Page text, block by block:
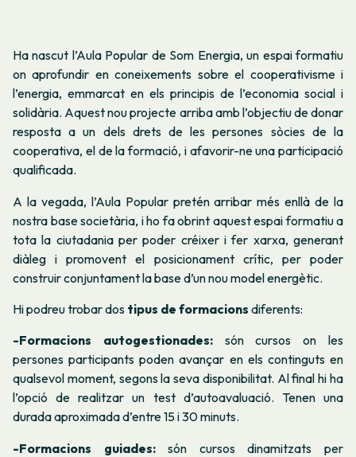
Ha nascut l’Aula Popular de Som Energia, un espai formatiu
on aprofundir en coneixements sobre el cooperativisme i
l’energia, emmarcat en els principis de l’economia social i
solidària. Aquest nou projecte arriba amb l’objectiu de donar
resposta a un dels drets de les persones sòcies de la
cooperativa, el de la formació, i afavorir-ne una participació
qualificada.
A la vegada, l’Aula Popular pretén arribar més enllà de la
nostra base societària, i ho fa obrint aquest espai formatiu a
tota la ciutadania per poder créixer i fer xarxa, generant
diàleg i promovent el posicionament crític, per poder
construir conjuntament la base d’un nou model energètic.
Hi podreu trobar dos tipus de formacions diferents:
-Formacions autogestionades:són cursos on les
persones participants poden avançar en els continguts en
qualsevol moment, segons la seva disponibilitat. Al final hi ha
l’opció de realitzar un test d’autoavaluació. Tenen una
durada aproximada d’entre 15 i 30 minuts.
-Formacions guiades:són cursos dinamitzats per